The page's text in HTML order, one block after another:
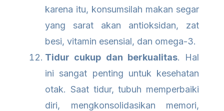
karena itu, konsumsilah makan segar
yang sarat akan antioksidan, zat
besi, vitamin esensial, dan omega-3.
Tidur cukup dan berkualitas. Hal
ini sangat penting untuk kesehatan
otak. Saat tidur, tubuh memperbaiki
diri, mengkonsolidasikan memori,